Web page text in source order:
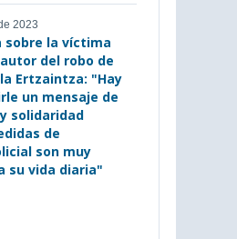
2023
sobre la víctima
del robo de
Ertzaintza: "Hay
un mensaje de
solidaridad
de
son muy
su vida diaria"